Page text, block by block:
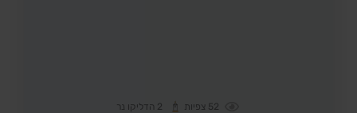
52 צפיות 2 הדליקו נר